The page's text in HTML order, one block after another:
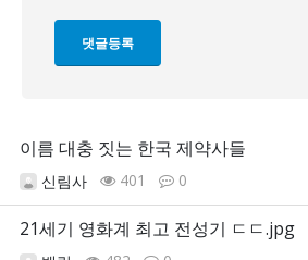
이름 대충 짓는 한국 제약사들
신림사 401 0
21세기 영화계 최고 전성기 ㄷㄷ.jpg